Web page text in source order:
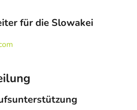
für die Slowakei